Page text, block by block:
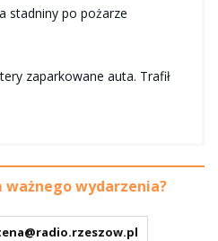
stadniny po pożarze
zaparkowane auta. Trafił
ważnego wydarzenia?